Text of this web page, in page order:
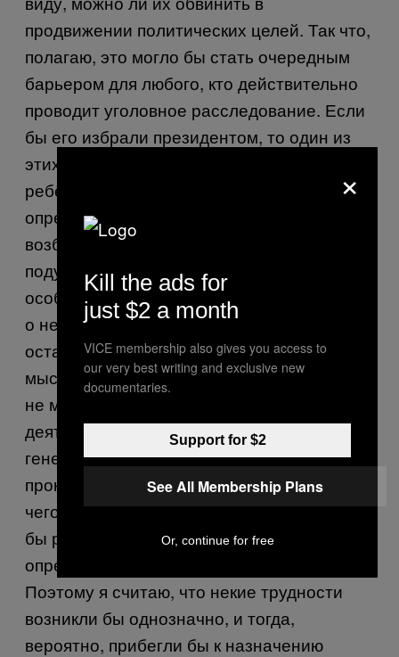
продвижении политических целей. Так что,
полагаю, это могло бы стать очередным
барьером для любого, кто действительно
проводит уголовное расследование. Если
бы его избрали президентом, то один из
этих случаев, скажем, нью-йоркский, с
ребёнком, непременно представлял бы
определённые юридические затруднения с
возбуждением иска. Пришлось бы
подумать о том, нужно ли назначить
особого прокурора, так как старые законы
о независимых законных представителях
оставались у нас в том числе и из-за
мысли о том, что исполнительная власть
не может расследовать собственную
деятельность. Итак, президент назначил
генерального прокурора, а генеральный
прокурор работает на президента, из-за
чего генеральному прокурору пришлось
бы руководить расследованием
определённой деятельности президента.
Поэтому я считаю, что некие трудности
возникли бы однозначно, и тогда,
вероятно, прибегли бы к назначению
×
Kill the ads for
just $2 a month
VICE membership also gives you access to
our very best writing and exclusive new
documentaries.
Support for $2
See All Membership Plans
Or, continue for free